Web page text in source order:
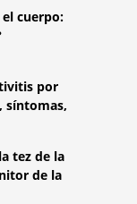
cuerpo:
por
síntomas,
tez de la
de la